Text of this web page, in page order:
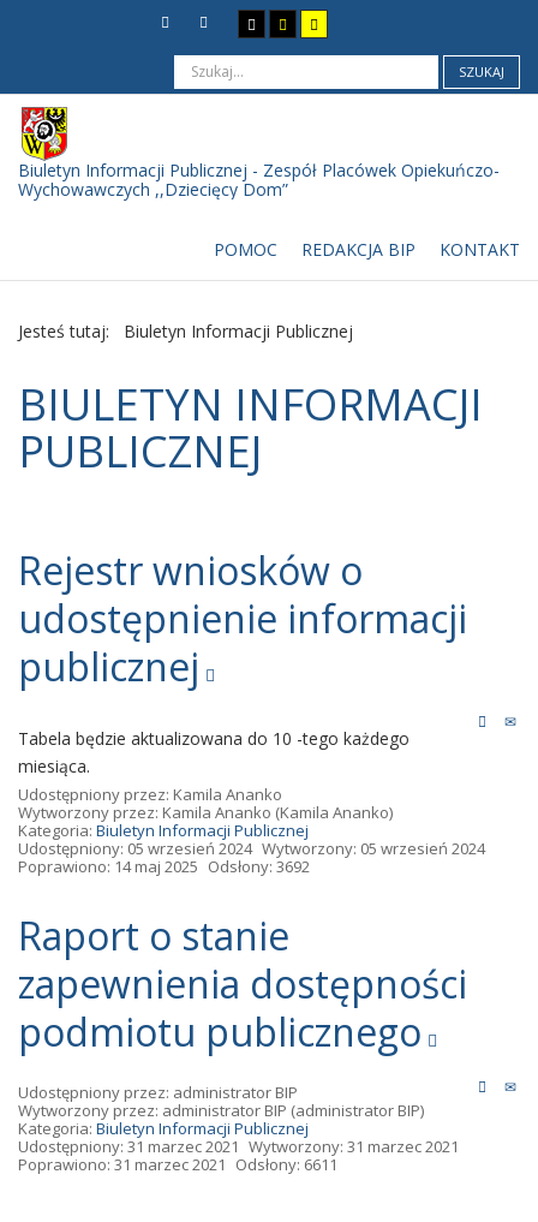
SZUKAJ
Biuletyn Informacji Publicznej - Zespół Placówek Opiekuńczo-
Wychowawczych ,,Dziecięcy Dom”
POMOC REDAKCJA BIP KONTAKT
Jesteś tutaj: Biuletyn Informacji Publicznej
BIULETYN INFORMACJI
PUBLICZNEJ
Rejestr wniosków o
udostępnienie informacji
publicznej
Tabela będzie aktualizowana do 10 -tego każdego
miesiąca.
Udostępniony przez: Kamila Ananko
Wytworzony przez: Kamila Ananko (Kamila Ananko)
Kategoria: Biuletyn Informacji Publicznej
Udostępniony: 05 wrzesień 2024 Wytworzony: 05 wrzesień 2024
Poprawiono: 14 maj 2025 Odsłony: 3692
Raport o stanie
zapewnienia dostępności
podmiotu publicznego
Udostępniony przez: administrator BIP
Wytworzony przez: administrator BIP (administrator BIP)
Kategoria: Biuletyn Informacji Publicznej
Udostępniony: 31 marzec 2021 Wytworzony: 31 marzec 2021
Poprawiono: 31 marzec 2021
Odsłony: 6611